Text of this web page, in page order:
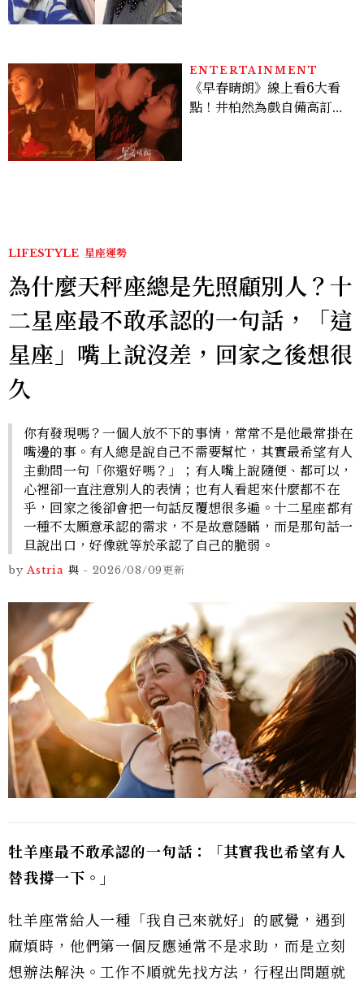
ENTERTAINMENT
《早春晴朗》線上看6大看
點！井柏然為戲自備高訂，
LIFESTYLE 星座運勢
為什麼天秤座總是先照顧別人？十
二星座最不敢承認的一句話，「這
星座」嘴上說沒差，回家之後想很
久
你有發現嗎？一個人放不下的事情，常常不是他最常掛在
嘴邊的事。有人總是說自己不需要幫忙，其實最希望有人
主動問一句「你還好嗎？」；有人嘴上說隨便、都可以，
心裡卻一直注意別人的表情；也有人看起來什麼都不在
乎，回家之後卻會把一句話反覆想很多遍。十二星座都有
一種不太願意承認的需求，不是故意隱瞞，而是那句話一
旦說出口，好像就等於承認了自己的脆弱。
by Astria 與 - 2026/08/09更新
牡羊座最不敢承認的一句話：「其實我也希望有人
替我撐一下。」
牡羊座常給人一種「我自己來就好」的感覺，遇到
麻煩時，他們第一個反應通常不是求助，而是立刻
想辦法解決。工作不順就先找方法，行程出問題就